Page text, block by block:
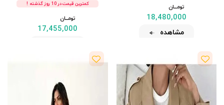
تومــــــان
18,480,000
مشاهده
کمترین قیمت در 10 روز گذشته !
تومــــــان
17,455,000